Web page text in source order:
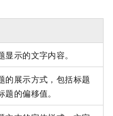
显示的文字内容。
的展示方式，包括标题
的偏移值。